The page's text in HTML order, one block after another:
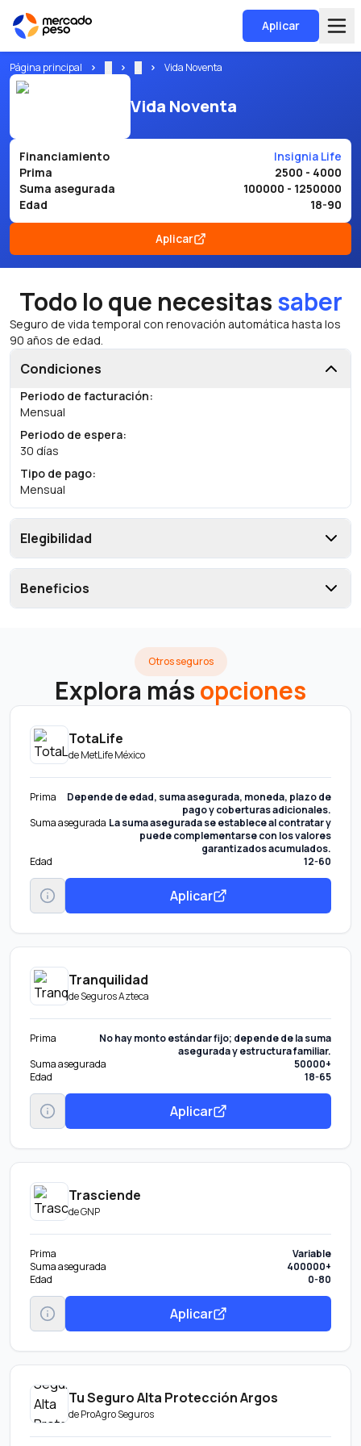
Aplicar
Página principal Vida Noventa
Vida Noventa
Financiamiento
Insignia Life
Prima
2500 - 4000
Suma asegurada
100000 - 1250000
Edad
18-90
Aplicar
Todo lo que necesitassaber
Seguro de vida temporal con renovación automática hasta los
90 años de edad.
Condiciones
Periodo de facturación:
Mensual
Periodo de espera:
30 días
Tipo de pago:
Mensual
Elegibilidad
Beneficios
Otros seguros
Explora másopciones
TotaLife
deMetLife México
Prima
Depende de edad, suma asegurada, moneda, plazo de
pago y coberturas adicionales.
Suma asegurada La suma asegurada se establece al contratar y
puede complementarse con los valores
garantizados acumulados.
Edad
12-60
Aplicar
Tranquilidad
deSeguros Azteca
Prima
No hay monto estándar fijo; depende de la suma
asegurada y estructura familiar.
Suma asegurada
50000+
Edad
18-65
Aplicar
Trasciende
deGNP
Prima
Variable
Suma asegurada
400000+
Edad
0-80
Aplicar
Tu Seguro Alta Protección Argos
deProAgro Seguros